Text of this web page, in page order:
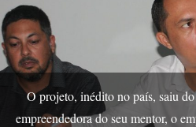
O projeto, inédito no país, saiu
empreendedora do seu mentor, o